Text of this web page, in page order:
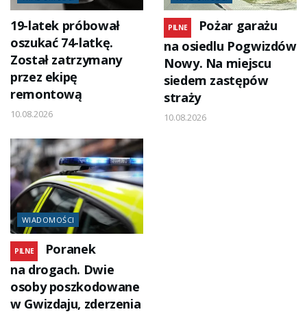
19-latek próbował
oszukać 74-latkę.
Został zatrzymany
przez ekipę
remontową
10.08.2026
PILNE
Pożar garażu
na osiedlu Pogwizdów
Nowy. Na miejscu
siedem zastępów
straży
10.08.2026
WIADOMOŚCI
PILNE
Poranek
na drogach. Dwie
osoby poszkodowane
w Gwizdaju, zderzenia